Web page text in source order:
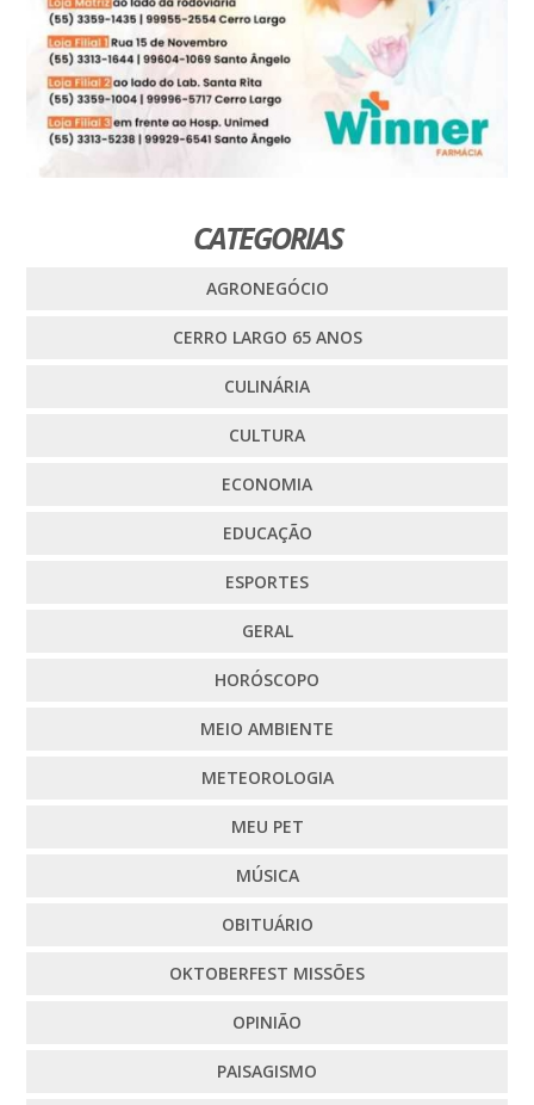
CATEGORIAS
AGRONEGÓCIO
CERRO LARGO 65 ANOS
CULINÁRIA
CULTURA
ECONOMIA
EDUCAÇÃO
ESPORTES
GERAL
HORÓSCOPO
MEIO AMBIENTE
METEOROLOGIA
MEU PET
MÚSICA
OBITUÁRIO
OKTOBERFEST MISSÕES
OPINIÃO
PAISAGISMO